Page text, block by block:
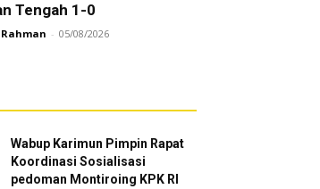
Tengah 1-0
- 05/08/2026
Wabup Karimun Pimpin Rapat
Koordinasi Sosialisasi
pedoman Montiroing KPK RI